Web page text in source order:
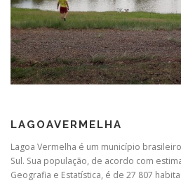
LAGOAVERMELHA
Lagoa Vermelha é um município
Sul. Sua população, de acordo com
Geografia e Estatística, é de 27 807